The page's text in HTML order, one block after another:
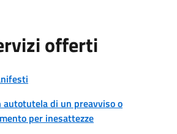
offerti
di un preavviso o
per inesattezze